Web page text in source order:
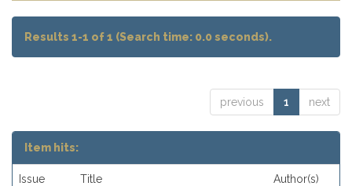
Results 1-1 of 1 (Search time: 0.0 seconds).
previous 1 next
Item hits:
Issue
Title Author(s)